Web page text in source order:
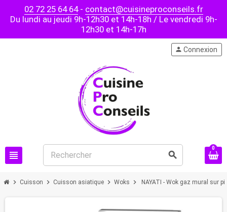
02 72 25 64 64- contact@cuisineproconseils.fr
Du lundi au jeudi 9h-12h30 et 14h-18h / Le vendredi 9h-
12h30 et 14h-17h
view_headline search
person Connexion
0
chevron_right Cuisson chevron_right Cuisson asiatique chevron_right Woks chevron_right NAYATI - Wok gaz mural sur